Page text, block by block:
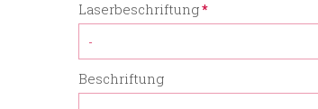
Pflichtfeld
Laserbeschriftung*
Beschriftung